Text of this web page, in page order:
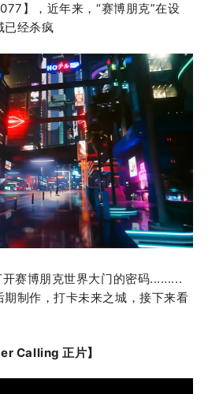
】，近年来，“赛博朋克”在设
已经杀疯
赛博朋克世界大门的密码.........
制作，打卡未来之城，接下来看
Calling 正片】